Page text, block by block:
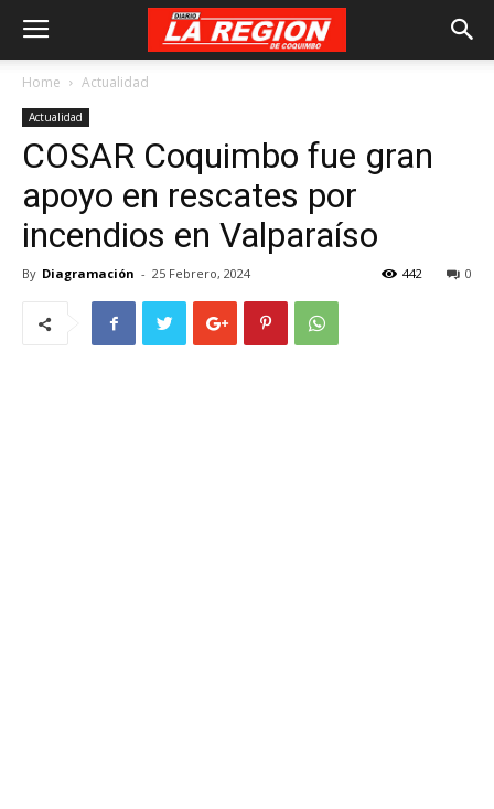
Home Actualidad
Actualidad
COSAR Coquimbo fue gran
apoyo en rescates por
incendios en Valparaíso
By Diagramación - 25 Febrero, 2024 0
442